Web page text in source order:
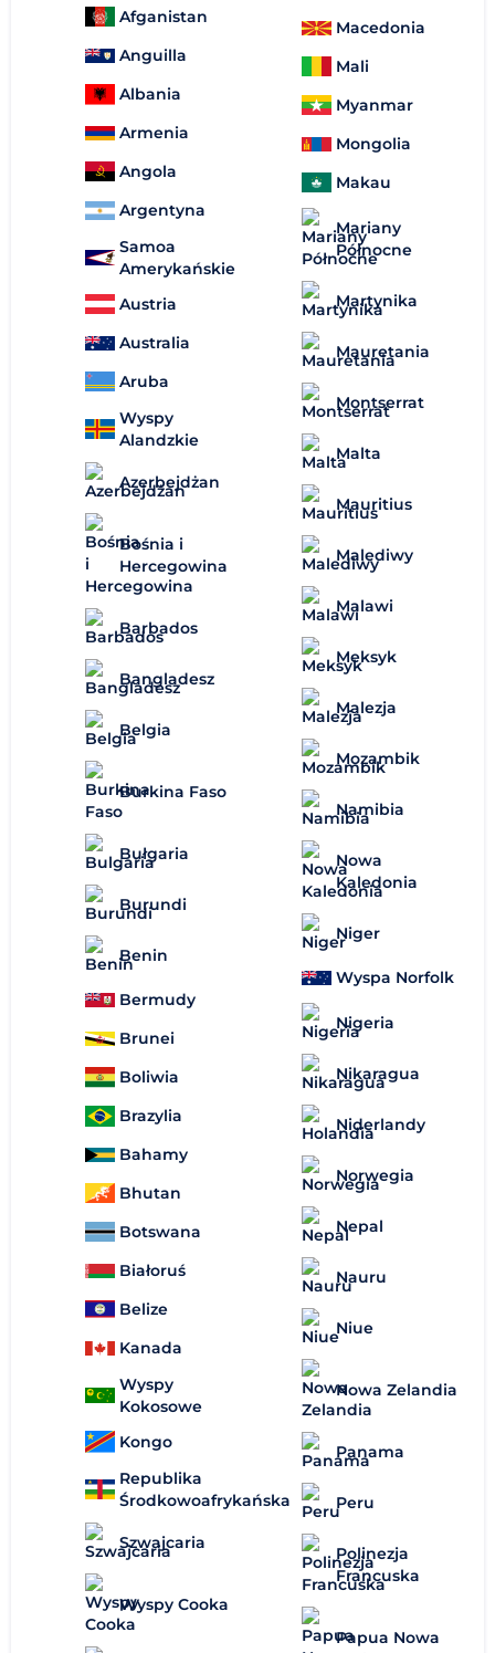
Afganistan
Anguilla
Albania
Armenia
Angola
Argentyna
Samoa
Amerykańskie
Austria
Australia
Aruba
Wyspy
Alandzkie
Azerbejdżan
Bośnia i
Hercegowina
Barbados
Bangladesz
Belgia
Burkina Faso
Bułgaria
Burundi
Benin
Bermudy
Brunei
Boliwia
Brazylia
Bahamy
Bhutan
Botswana
Białoruś
Belize
Kanada
Wyspy
Kokosowe
Kongo
Republika
Środkowoafrykańska
Szwajcaria
Wyspy Cooka
Macedonia
Mali
Myanmar
Mongolia
Makau
Mariany
Północne
Martynika
Mauretania
Montserrat
Malta
Mauritius
Malediwy
Malawi
Meksyk
Malezja
Mozambik
Namibia
Nowa
Kaledonia
Niger
Wyspa Norfolk
Nigeria
Nikaragua
Niderlandy
Norwegia
Nepal
Nauru
Niue
Nowa Zelandia
Panama
Peru
Polinezja
Francuska
Papua Nowa